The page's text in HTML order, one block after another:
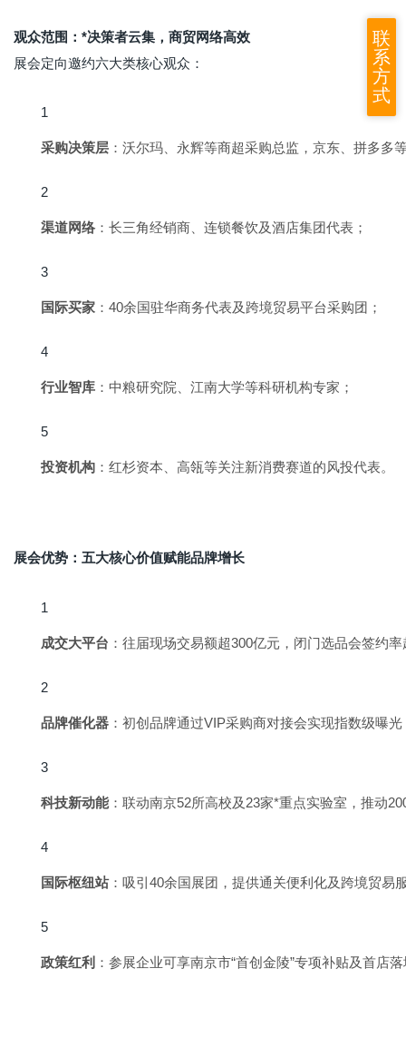
观众范围：*决策者云集，商贸网络高效
展会定向邀约六大类核心观众：
采购决策层 ：沃尔玛、永辉等商超采购总监，京东、拼多多
渠道网络 ：长三角经销商、连锁餐饮及酒店集团代表；
国际买家 ：40余国驻华商务代表及跨境贸易平台采购团；
行业智库 ：中粮研究院、江南大学等科研机构专家；
投资机构 ：红杉资本、高瓴等关注新消费赛道的风投代表。
展会优势：五大核心价值赋能品牌增长
成交大平台 ：往届现场交易额超300亿元，闭门选品会签约
品牌催化器 ：初创品牌通过VIP采购商对接会实现指数级曝光
科技新动能：联动南京52所高校及23家*重点实验室，推动
国际枢纽站：吸引40余国展团，提供通关便利化及跨境贸易
政策红利 ：参展企业可享南京市“首创金陵”专项补贴及首店
联
系
方
式